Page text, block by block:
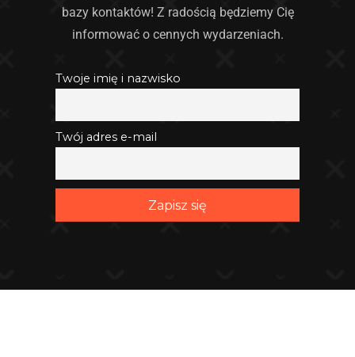
bazy kontaktów! Z radością będziemy Cię
informować o cennych wydarzeniach.
Twoje imię i nazwisko
Twój adres e-mail